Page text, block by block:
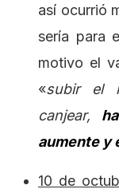
así ocurrió
sería para
motivo el
«subir el
canjear,
aumente y
10 de